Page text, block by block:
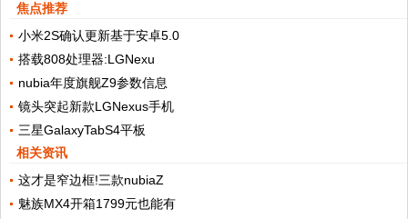
焦点推荐
小米2S确认更新基于安卓5.0
搭载808处理器:LGNexu
nubia年度旗舰Z9参数信息
镜头突起新款LGNexus手机
三星GalaxyTabS4平板
相关资讯
这才是窄边框!三款nubiaZ
魅族MX4开箱1799元也能有